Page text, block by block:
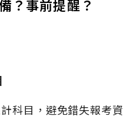
？事前提醒？
科目，避免錯失報考資